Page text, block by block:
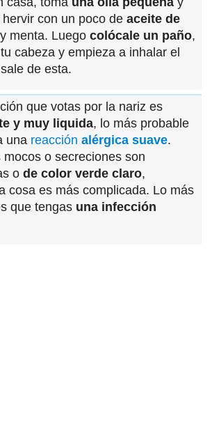
hervir con un poco de aceite de
y menta. Luego colócale un paño,
cabeza y empieza a inhalar el
de esta.
que votas por la nariz es
y muy liquida, lo más probable
una reacción alérgica suave.
mocos o secreciones son
o de color verde claro,
cosa es más complicada. Lo más
que tengas una infección